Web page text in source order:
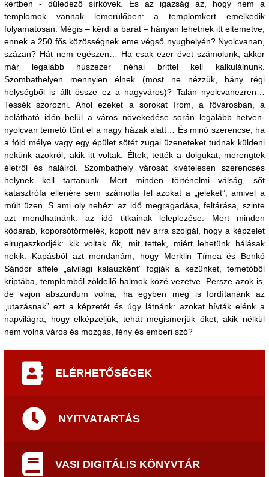
kertben - düledező sírkövek. És az igazság az, hogy nem a
templomok vannak lemerülőben: a templomkert emelkedik
folyamatosan. Mégis – kérdi a barát – hányan lehetnek itt eltemetve,
ennek a 250 fős közösségnek eme végső nyughelyén? Nyolcvanan,
százan? Hát nem egészen… Ha csak ezer évet számolunk, akkor
már legalább húszezer néhai brittel kell kalkulálnunk.
Szombathelyen mennyien élnek (most ne nézzük, hány régi
helységből is állt össze ez a nagyváros)? Talán nyolcvanezren…
Tessék szorozni. Ahol ezeket a sorokat írom, a fővárosban, a
belátható időn belül a város növekedése során legalább hetven-
nyolcvan temető tűnt el a nagy házak alatt… És minő szerencse, ha
a föld mélye vagy egy épület sötét zugai üzeneteket tudnak küldeni
nekünk azokról, akik itt voltak. Éltek, tették a dolgukat, merengtek
életről és halálról. Szombathely városát kivételesen szerencsés
helynek kell tartanunk. Mert minden történelmi válság, sőt
katasztrófa ellenére sem számolta fel azokat a „jeleket”, amivel a
múlt üzen. S ami oly nehéz: az idő megragadása, feltárása, szinte
azt mondhatnánk: az idő titkainak leleplezése. Mert minden
kődarab, koporsótörmelék, kopott név arra szolgál, hogy a képzelet
elrugaszkodjék: kik voltak ők, mit tettek, miért lehetünk hálásak
nekik. Kapásból azt mondanám, hogy Merklin Tímea és Benkő
Sándor afféle „alvilági kalauzként” fogják a kezünket, temetőből
kriptába, templomból zöldellő halmok közé vezetve. Persze azok is,
de vajon abszurdum volna, ha egyben meg is fordítanánk az
„utazásnak” ezt a képzetét és úgy látnánk: azokat hívták elénk a
napvilágra, hogy elképzeljük, tehát megismerjük őket, akik nélkül
nem volna város és mozgás, fény és emberi szó?
ELÉRHETŐSÉGEK
NYITVATARTÁS
VASI DIGITÁLIS KÖNYVTÁR